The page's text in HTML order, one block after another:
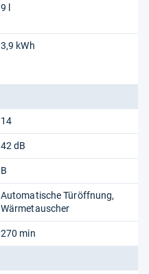
9 l
3,9 kWh
14
42 dB
B
Automatische Türöffnung
Wärmetauscher
270 min